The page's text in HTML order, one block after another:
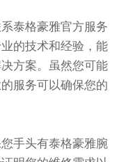
泰格豪雅官方服务
的技术和经验，能
方案。虽然您可能
服务可以确保您的
手头有泰格豪雅腕